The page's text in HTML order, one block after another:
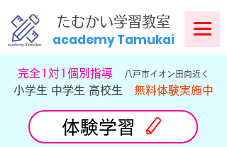
​たむかい学習教室
academy Tamukai
​完全1対1個別指導 八戸市イオン田向近く
小学生 中学生 高校生 無料体験実施中
体験学習